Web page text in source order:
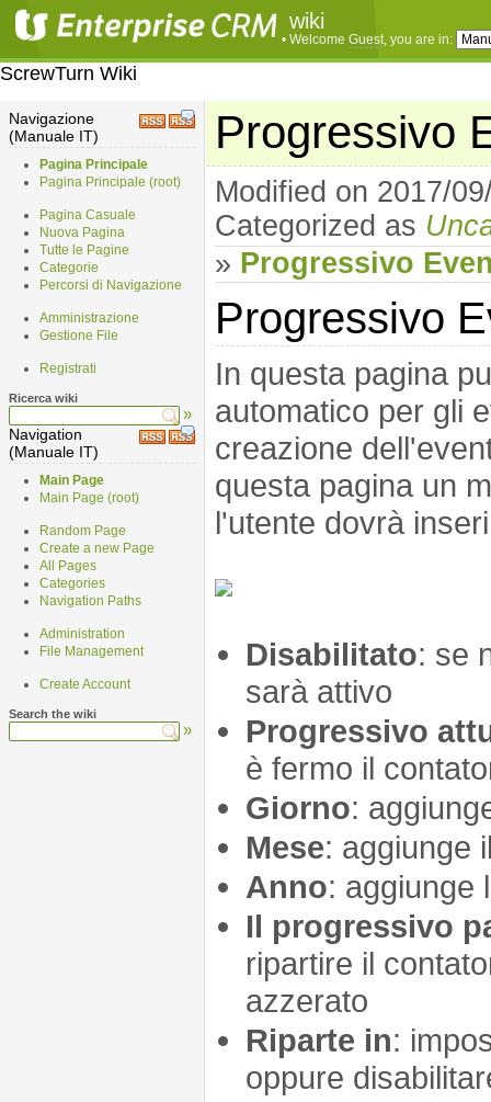
wiki
• Welcome Guest, you are in:
ScrewTurn Wiki
Navigazione
(Manuale IT)
Pagina Principale
Pagina Principale (root)
Pagina Casuale
Nuova Pagina
Tutte le Pagine
Categorie
Percorsi di Navigazione
Amministrazione
Gestione File
Registrati
Ricerca wiki
»
Navigation
(Manuale IT)
Main Page
Main Page (root)
Random Page
Create a new Page
All Pages
Categories
Navigation Paths
Administration
File Management
Create Account
Search the wiki
»
Progressivo
Modified on 2017/
Categorized as
» Progressivo
Progressivo
In questa pagina
automatico per gli
creazione
questa pagina un
l'utente dovrà
Disabilitato: se
sarà attivo
Progressivo
è fermo il
Giorno:
Mese: aggiunge
Anno: aggiunge
Il progressivo
ripartire il
azzerato
Riparte in:
oppure